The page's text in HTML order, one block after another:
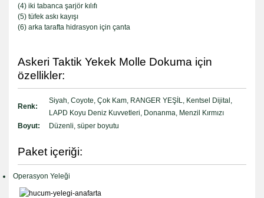
(4) iki tabanca şarjör kılıfı
(5) tüfek askı kayışı
(6) arka tarafta hidrasyon için çanta
Askeri Taktik Yekek Molle Dokuma için
özellikler:
Renk:
Siyah, Coyote, Çok Kam, RANGER YEŞİL, Kentsel Dijital,
LAPD Koyu Deniz Kuvvetleri, Donanma, Menzil Kırmızı
Boyut:
Düzenli, süper boyutu
Paket içeriği:
Operasyon Yeleği